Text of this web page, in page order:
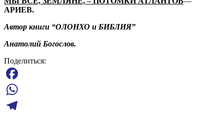
АРИЕВ.
Автор книги “ОЛОНХО и БИБЛИЯ”
Анатолий Богослов.
Поделиться:
Facebook
WhatsApp